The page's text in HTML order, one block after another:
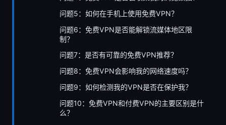
问题5：如何在手机上使用免费VPN？
问题6：免费VPN是否能解锁流媒体地区限
制？
问题7：是否有可靠的免费VPN推荐？
问题8：免费VPN会影响我的网络速度吗？
问题9：如何检测我的VPN是否在保护我？
问题10：免费VPN和付费VPN的主要区别是什
么？